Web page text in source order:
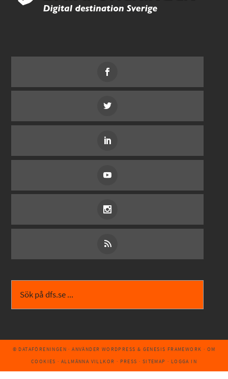
© DATAFÖRENINGEN · ANVÄNDER WORDPRESS & GENESIS FRAMEWORK · OM
COOKIES · ALLMÄNNA VILLKOR · PRESS · SITEMAP · LOGGA IN